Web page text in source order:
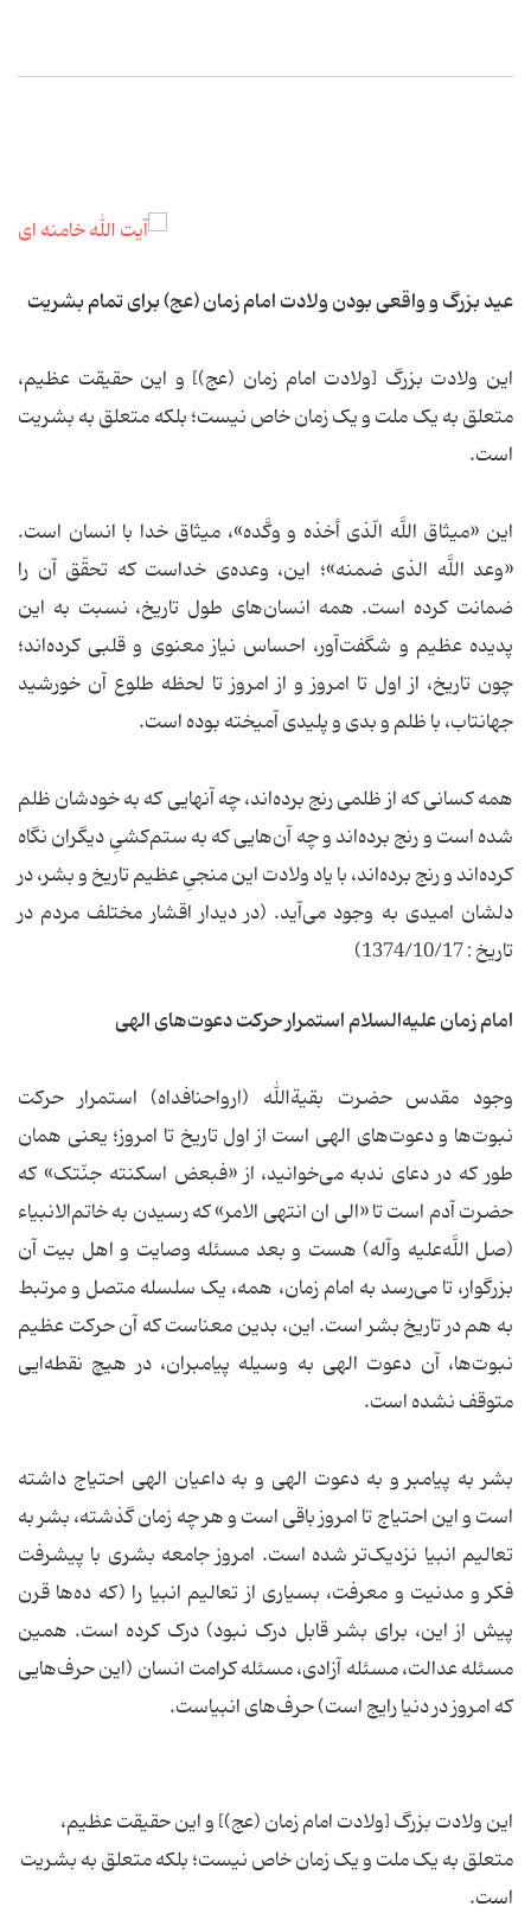
عید بزرگ و واقعی بودن ولادت امام زمان (عج) برای تمام بشریت
این ولادت بزرگ [ولادت امام زمان (عج)] و این حقیقت عظیم،
متعلق به یک ملت و یک زمان خاص نیست؛ بلکه متعلق به بشریت
است.
این «میثاق اللَّه الّذی أخذه و وکَّده»، میثاق خدا با انسان است.
«وعد اللَّه الذی ضمنه»؛ این، وعده‌ی خداست که تحقّق آن را
ضمانت کرده است. همه انسان‌های طول تاریخ، نسبت به این
پدیده عظیم و شگفت‌آور، احساس نیاز معنوی و قلبی کرده‌اند؛
چون تاریخ، از اول تا امروز و از امروز تا لحظه طلوع آن خورشید
جهانتاب، با ظلم و بدی و پلیدی آمیخته بوده است.
همه کسانی که از ظلمی رنج برده‌اند، چه آنهایی که به خودشان ظلم
شده است و رنج برده‌اند و چه آن‌هایی که به ستم‌کشیِ دیگران نگاه
کرده‌اند و رنج برده‌اند، با یاد ولادت این منجیِ عظیم تاریخ و بشر، در
دلشان امیدی به وجود می‌آید. (در دیدار اقشار مختلف مردم در
تاریخ : 1374/10/17)
امام زمان علیه‌السلام استمرار حرکت دعوت‌های الهی
وجود مقدس حضرت بقیة‌الله (ارواحنافداه) استمرار حرکت
نبوت‌ها و دعوت‌های الهی است از اول تاریخ تا امروز؛ یعنی همان
طور که در دعای ندبه می‌خوانید، از «فبعض اسکنته جنّتک» که
حضرت آدم است تا «الی ان انتهی الامر» که رسیدن به خاتم‌الانبیاء
(صل اللَّه‌علیه وآله) هست و بعد مسئله وصایت و اهل بیت آن
بزرگوار، تا می‌رسد به امام زمان، همه، یک سلسله متصل و مرتبط
به هم در تاریخ بشر است. این، بدین معناست که آن حرکت عظیم
نبوت‌ها، آن دعوت الهی به وسیله پیامبران، در هیچ نقطه‌ایی
متوقف نشده است.
بشر به پیامبر و به دعوت الهی و به داعیان الهی احتیاج داشته
است و این احتیاج تا امروز باقی است و هر چه زمان گذشته، بشر به
تعالیم انبیا نزدیک‌تر شده است. امروز جامعه بشری با پیشرفت
فکر و مدنیت و معرفت، بسیاری از تعالیم انبیا را (که ده‌ها قرن
پیش از این، برای بشر قابل درک نبود) درک کرده است. همین
مسئله عدالت، مسئله آزادی، مسئله کرامت انسان (این حرف‌هایی
که امروز در دنیا رایج است) حرف‌های انبیاست.
این ولادت بزرگ [ولادت امام زمان (عج)] و این حقیقت عظیم،
متعلق به یک ملت و یک زمان خاص نیست؛ بلکه متعلق به بشریت
است.